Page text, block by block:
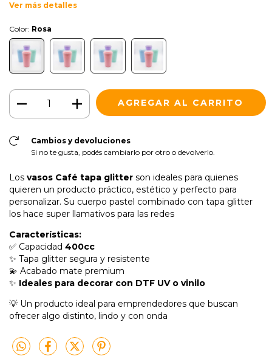
Ver más detalles
Color: Rosa
Cambios y devoluciones
Si no te gusta, podés cambiarlo por otro o devolverlo.
Los vasos Café tapa glitter son ideales para quienes
quieren un producto práctico, estético y perfecto para
personalizar. Su cuerpo pastel combinado con tapa glitter
los hace super llamativos para las redes
Características:
✅ Capacidad 400cc
✨ Tapa glitter segura y resistente
💫 Acabado mate premium
✨ Ideales para decorar con DTF UV o vinilo
💡 Un producto ideal para emprendedores que buscan
ofrecer algo distinto, lindo y con onda